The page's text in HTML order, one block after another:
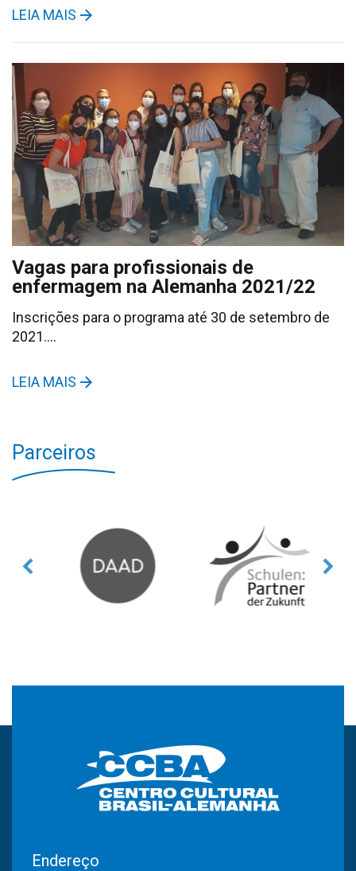
LEIA MAIS
Vagas para profissionais de
enfermagem na Alemanha 2021/22
Inscrições para o programa até 30 de setembro de
2021….
LEIA MAIS
Parceiros
Endereço